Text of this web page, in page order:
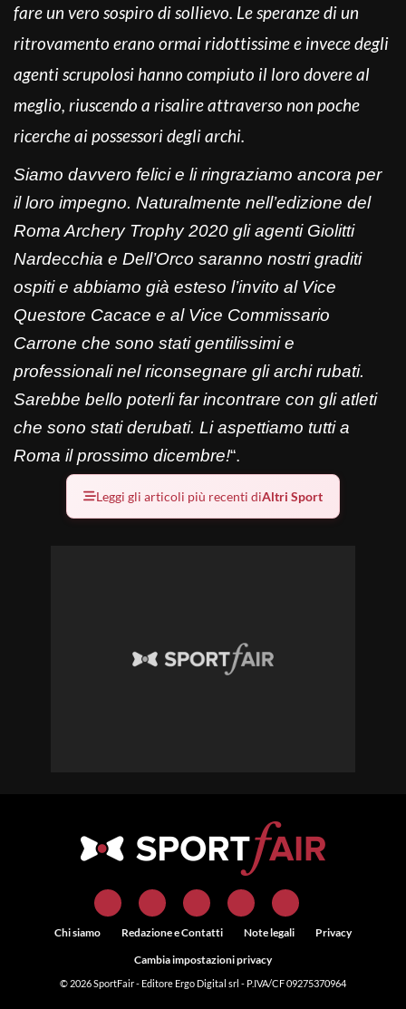
fare un vero sospiro di sollievo. Le speranze di un
ritrovamento erano ormai ridottissime e invece degli
agenti scrupolosi hanno compiuto il loro dovere al
meglio, riuscendo a risalire attraverso non poche
ricerche ai possessori degli archi.
Siamo davvero felici e li ringraziamo ancora per
il loro impegno. Naturalmente nell’edizione del
Roma Archery Trophy 2020 gli agenti Giolitti
Nardecchia e Dell’Orco saranno nostri graditi
ospiti e abbiamo già esteso l’invito al Vice
Questore Cacace e al Vice Commissario
Carrone che sono stati gentilissimi e
professionali nel riconsegnare gli archi rubati.
Sarebbe bello poterli far incontrare con gli atleti
che sono stati derubati. Li aspettiamo tutti a
Roma il prossimo dicembre!“.
Leggi gli articoli più recenti diAltri Sport
Chi siamo Redazione e Contatti Note legali
Privacy
Cambia impostazioni privacy
© 2026SportFair- Editore Ergo Digital srl - P.IVA/CF 09275370964